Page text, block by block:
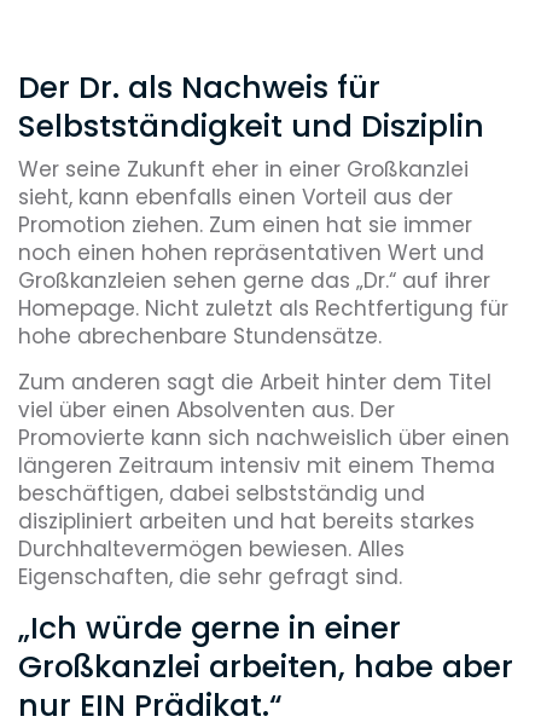
Der Dr. als Nachweis für
Selbstständigkeit und Disziplin
Wer seine Zukunft eher in einer Großkanzlei
sieht, kann ebenfalls einen Vorteil aus der
Promotion ziehen. Zum einen hat sie immer
noch einen hohen repräsentativen Wert und
Großkanzleien sehen gerne das „Dr.“ auf ihrer
Homepage. Nicht zuletzt als Rechtfertigung für
hohe abrechenbare Stundensätze.
Zum anderen sagt die Arbeit hinter dem Titel
viel über einen Absolventen aus. Der
Promovierte kann sich nachweislich über einen
längeren Zeitraum intensiv mit einem Thema
beschäftigen, dabei selbstständig und
diszipliniert arbeiten und hat bereits starkes
Durchhaltevermögen bewiesen. Alles
Eigenschaften, die sehr gefragt sind.
„Ich würde gerne in einer
Großkanzlei arbeiten, habe aber
nur EIN Prädikat.“